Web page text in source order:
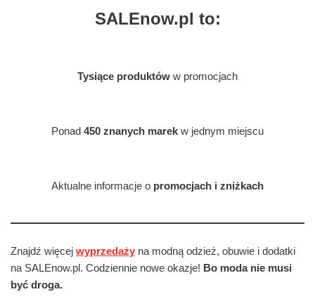
SALEnow.pl to:
Tysiące produktów w promocjach
Ponad 450 znanych marek w jednym miejscu
Aktualne informacje o promocjach i zniżkach
Znajdź więcej wyprzedaży na modną odzież, obuwie i dodatki
na SALEnow.pl. Codziennie nowe okazje! Bo moda nie musi
być droga.